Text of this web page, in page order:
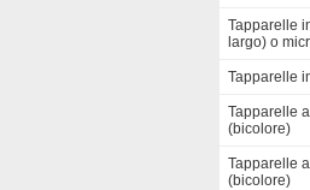
Tapparelle
largo) o
Tapparelle
Tapparelle
(bicolore)
Tapparelle
(bicolore)